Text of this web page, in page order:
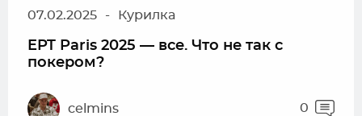
07.02.2025 - Курилка
EPT Paris 2025 — все. Что не так с
покером?
celmins 0